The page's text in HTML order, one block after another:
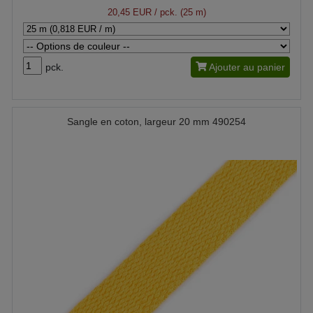
20,45 EUR/ pck. (25 m)
pck. Ajouter au panier
Sangle en coton, largeur 20 mm 490254